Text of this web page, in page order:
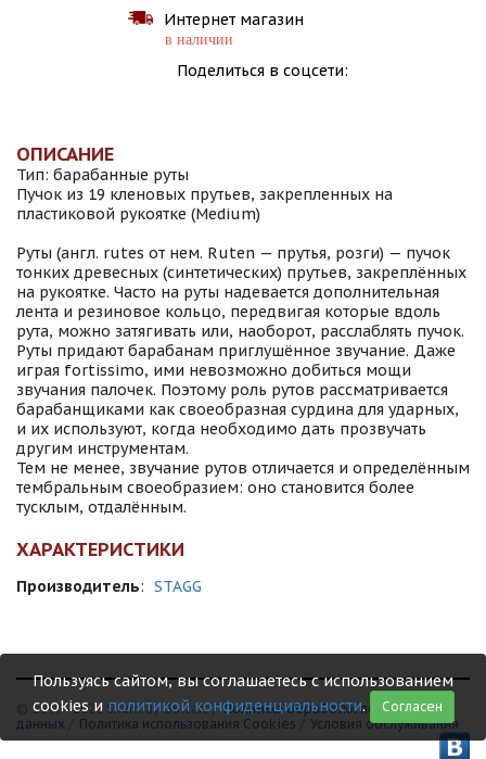
Интернет магазин
в наличии
Поделиться в соцсети:
ОПИСАНИЕ
Тип: барабанные руты
Пучок из 19 кленовых прутьев, закрепленных на
пластиковой рукоятке (Medium)
Руты (англ. rutes от нем. Ruten — прутья, розги) — пучок
тонких древесных (синтетических) прутьев, закреплённых
на рукоятке. Часто на руты надевается дополнительная
лента и резиновое кольцо, передвигая которые вдоль
рута, можно затягивать или, наоборот, расслаблять пучок.
Руты придают барабанам приглушённое звучание. Даже
играя fortissimo, ими невозможно добиться мощи
звучания палочек. Поэтому роль рутов рассматривается
барабанщиками как своеобразная сурдина для ударных,
и их используют, когда необходимо дать прозвучать
другим инструментам.
Тем не менее, звучание рутов отличается и определённым
тембральным своеобразием: оно становится более
тусклым, отдалённым.
ХАРАКТЕРИСТИКИ
Производитель: STAGG
© 1999 - 2026 Shamray Guitars /Политика обработки персональных
данных
Политика использования Сookies Условия обслуживания
Пользуясь сайтом, вы соглашаетесь с использованием
cookies и политикой конфиденциальности. Согласен